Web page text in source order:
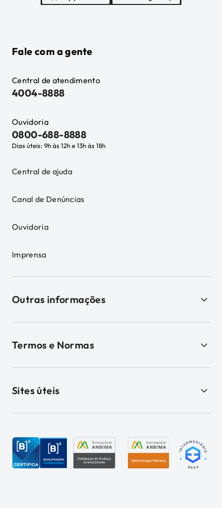
Fale com a gente
Central de atendimento
4004-8888
Ouvidoria
0800-688-8888
Dias úteis: 9h às 12h e 13h às 18h
Central de ajuda
Canal de Denúncias
Ouvidoria
Imprensa
Outras informações
Termos e Normas
Sites úteis